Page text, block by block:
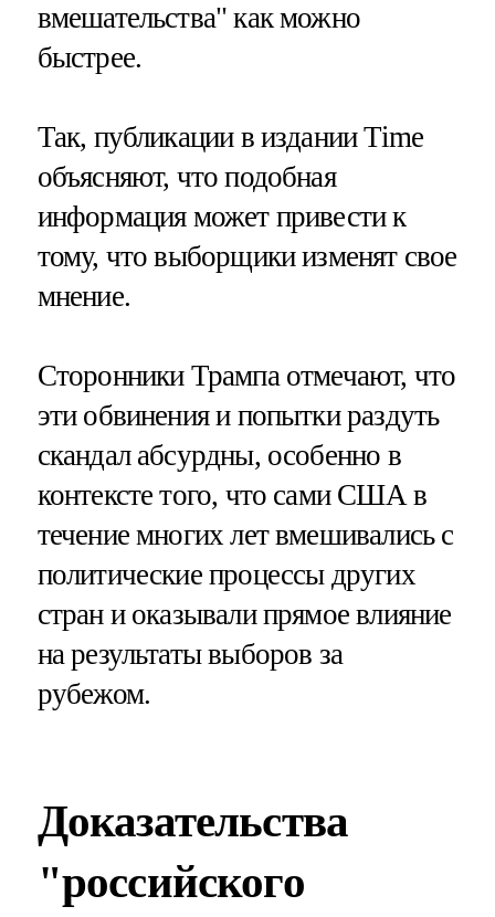
вмешательства" как можно
быстрее.
Так, публикации в издании Time
объясняют, что подобная
информация может привести к
тому, что выборщики изменят свое
мнение.
Сторонники Трампа отмечают, что
эти обвинения и попытки раздуть
скандал абсурдны, особенно в
контексте того, что сами США в
течение многих лет вмешивались с
политические процессы других
стран и оказывали прямое влияние
на результаты выборов за
рубежом.
Доказательства
"российского